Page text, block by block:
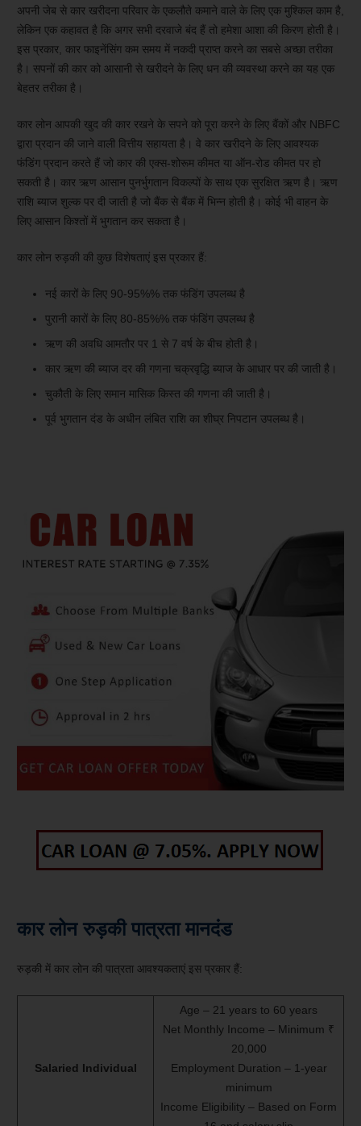
अपनी जेब से कार खरीदना परिवार के एकलौते कमाने वाले के लिए एक मुश्किल काम है,
लेकिन एक कहावत है कि अगर सभी दरवाजे बंद हैं तो हमेशा आशा की किरण होती है।
इस प्रकार, कार फाइनेंसिंग कम समय में नकदी प्राप्त करने का सबसे अच्छा तरीका
है। सपनों की कार को आसानी से खरीदने के लिए धन की व्यवस्था करने का यह एक
बेहतर तरीका है।
कार लोन आपकी खुद की कार रखने के सपने को पूरा करने के लिए बैंकों और NBFC
द्वारा प्रदान की जाने वाली वित्तीय सहायता है। वे कार खरीदने के लिए आवश्यक
फंडिंग प्रदान करते हैं जो कार की एक्स-शोरूम कीमत या ऑन-रोड कीमत पर हो
सकती है। कार ऋण आसान पुनर्भुगतान विकल्पों के साथ एक सुरक्षित ऋण है। ऋण
राशि ब्याज शुल्क पर दी जाती है जो बैंक से बैंक में भिन्न होती है। कोई भी वाहन के
लिए आसान किश्तों में भुगतान कर सकता है।
कार लोन रुड़की की कुछ विशेषताएं इस प्रकार हैं:
नई कारों के लिए 90-95%% तक फंडिंग उपलब्ध है
पुरानी कारों के लिए 80-85%% तक फंडिंग उपलब्ध है
ऋण की अवधि आमतौर पर 1 से 7 वर्ष के बीच होती है।
कार ऋण की ब्याज दर की गणना चक्रवृद्धि ब्याज के आधार पर की जाती है।
चुकौती के लिए समान मासिक किस्त की गणना की जाती है।
पूर्व भुगतान दंड के अधीन लंबित राशि का शीघ्र निपटान उपलब्ध है।
कार लोन रुड़की पात्रता मानदंड
रुड़की में कार लोन की पात्रता आवश्यकताएं इस प्रकार हैं:
Salaried Individual
Age – 21 years to 60 years
Net Monthly Income – Minimum ₹
20,000
Employment Duration – 1-year
minimum
Income Eligibility – Based on Form